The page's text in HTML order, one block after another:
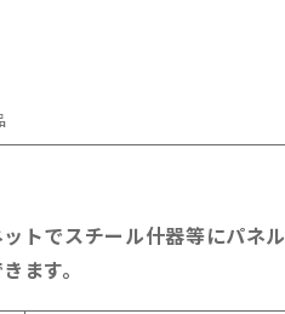
トでスチール什器等にパネル
ます。